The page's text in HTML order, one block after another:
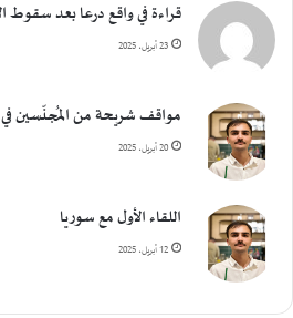
قراءة في واقع درعا بعد سقوط
23 أبريل، 2025
مواقف شريحة من المُجنّسين في
20 أبريل، 2025
اللقاء الأول مع سوريا
12 أبريل، 2025